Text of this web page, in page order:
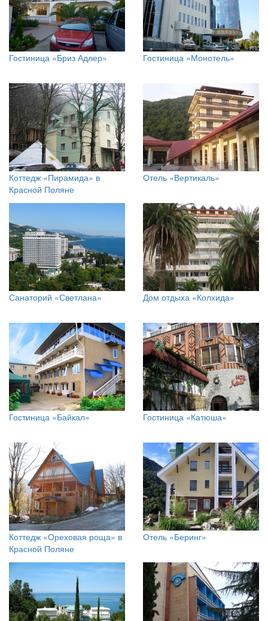
Гостиница «Бриз Адлер» Гостиница «Монотель»
Коттедж «Пирамида» в
Красной Поляне
Отель «Вертикаль»
Санаторий «Светлана» Дом отдыха «Колхида»
Гостиница «Байкал» Гостиница «Катюша»
Коттедж «Ореховая роща» в
Красной Поляне
Отель «Беринг»